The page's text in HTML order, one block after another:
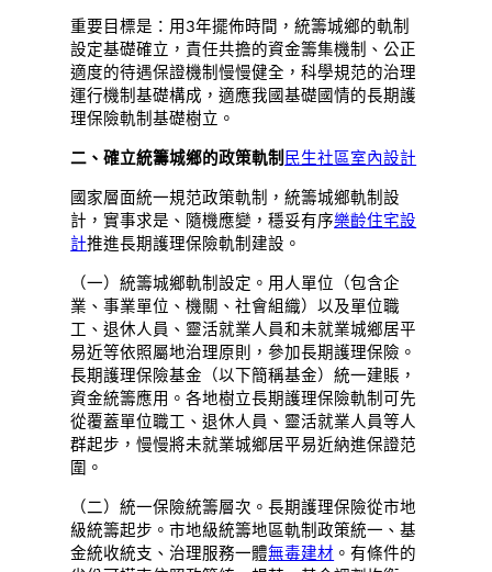
重要目標是：用3年擺佈時間，統籌城鄉的軌制
設定基礎確立，責任共擔的資金籌集機制、公正
適度的待遇保證機制慢慢健全，科學規范的治理
運行機制基礎構成，適應我國基礎國情的長期護
理保險軌制基礎樹立。
二、確立統籌城鄉的政策軌制 民生社區室內設計
國家層面統一規范政策軌制，統籌城鄉軌制設
計，實事求是、隨機應變，穩妥有序樂齡住宅設
計推進長期護理保險軌制建設。
（一）統籌城鄉軌制設定。用人單位（包含企
業、事業單位、機關、社會組織）以及單位職
工、退休人員、靈活就業人員和未就業城鄉居平
易近等依照屬地治理原則，參加長期護理保險。
長期護理保險基金（以下簡稱基金）統一建賬，
資金統籌應用。各地樹立長期護理保險軌制可先
從覆蓋單位職工、退休人員、靈活就業人員等人
群起步，慢慢將未就業城鄉居平易近納進保證范
圍。
（二）統一保險統籌層次。長期護理保險從市地
級統籌起步。市地級統籌地區軌制政策統一、基
金統收統支、治理服務一體無毒建材 。有條件的